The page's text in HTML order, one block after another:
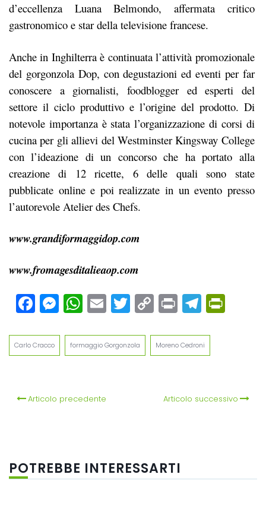
d’eccellenza Luana Belmondo, affermata critico
gastronomico e star della televisione francese.
Anche in Inghilterra è continuata l’attività promozionale
del gorgonzola Dop, con degustazioni ed eventi per far
conoscere a giornalisti, foodblogger ed esperti del
settore il ciclo produttivo e l’origine del prodotto. Di
notevole importanza è stata l’organizzazione di corsi di
cucina per gli allievi del Westminster Kingsway College
con l’ideazione di un concorso che ha portato alla
creazione di 12 ricette, 6 delle quali sono state
pubblicate online e poi realizzate in un evento presso
l’autorevole Atelier des Chefs.
www.grandiformaggidop.com
www.fromagesditalieaop.com
Facebook
Messenger
WhatsApp
EmailTwitter
Copy
Link
Print
Carlo Cracco formaggio Gorgonzola Moreno Cedroni
Articolo precedente Articolo successivo
POTREBBE INTERESSARTI